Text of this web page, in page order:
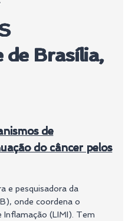
de Brasília,
de
do câncer pelos
e pesquisadora da
onde coordena o
Inflamação (LIMI). Tem